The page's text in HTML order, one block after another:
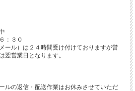
：３０
ール）は２４時間受け付けておりますが営
翌営業日となります。
ルの返信・配送作業はお休みさせていただ